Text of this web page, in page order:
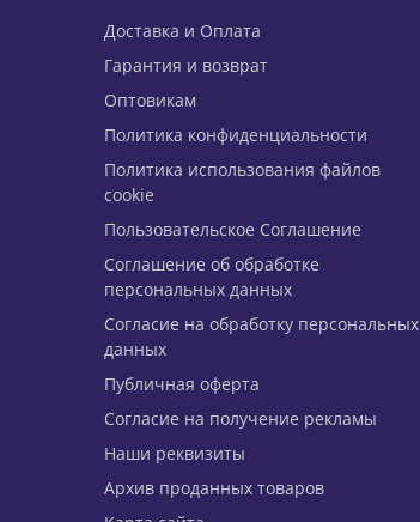
Доставка и Оплата
Гарантия и возврат
Оптовикам
Политика конфиденциальности
Политика использования файлов
cookie
Пользовательское Соглашение
Соглашение об обработке
персональных данных
Согласие на обработку персональных
данных
Публичная оферта
Согласие на получение рекламы
Наши реквизиты
Архив проданных товаров